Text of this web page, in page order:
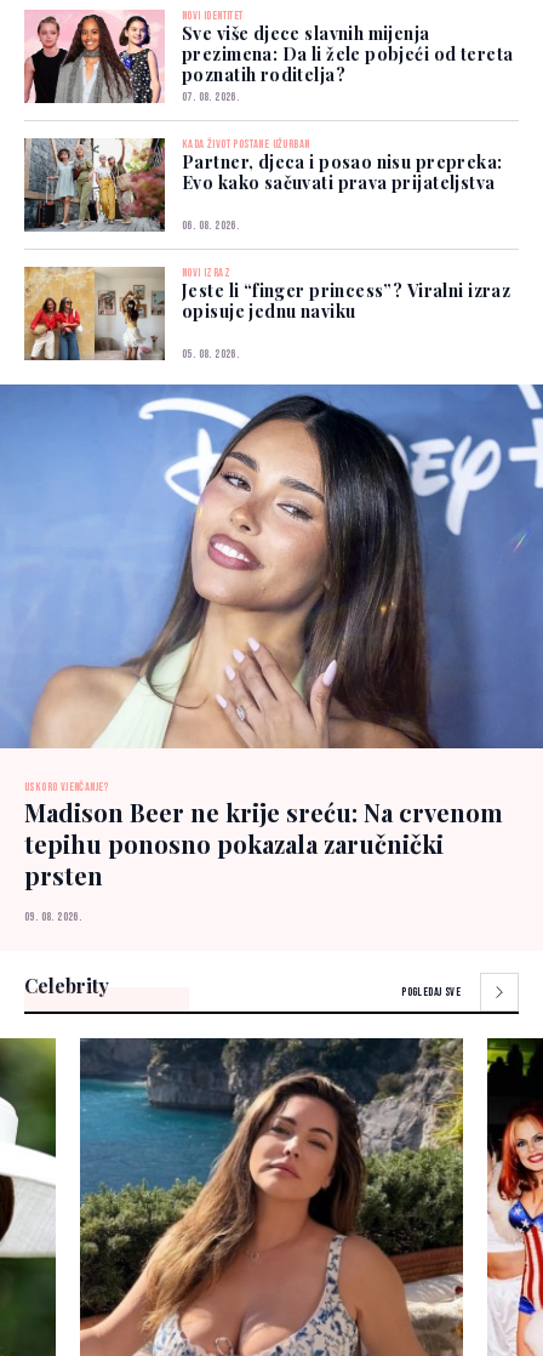
NOVI IDENTITET
Sve više djece slavnih mijenja
prezimena: Da li žele pobjeći od tereta
poznatih roditelja?
07. 08. 2026.
KADA ŽIVOT POSTANE UŽURBAN
Partner, djeca i posao nisu prepreka:
Evo kako sačuvati prava prijateljstva
06. 08. 2026.
NOVI IZRAZ
Jeste li “finger princess”? Viralni izraz
opisuje jednu naviku
05. 08. 2026.
USKORO VJENČANJE?
Madison Beer ne krije sreću: Na crvenom
tepihu ponosno pokazala zaručnički
prsten
09. 08. 2026.
Celebrity POGLEDAJ SVE